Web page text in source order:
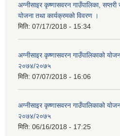
अग्नीसाइर कृष्णासवरन गाउँपालिका,
योजना तथा कार्यक्रमको विवरण ।
मिति: 07/17/2018 - 15:34
अग्नीसाइर कृष्णासवरन गाउँपालिकाको
२०७४/२०७५
मिति: 07/07/2018 - 16:06
अग्नीसाइर कृष्णासवरन गाउँपालिकाको
२०७४/२०७५
मिति: 06/16/2018 - 17:25